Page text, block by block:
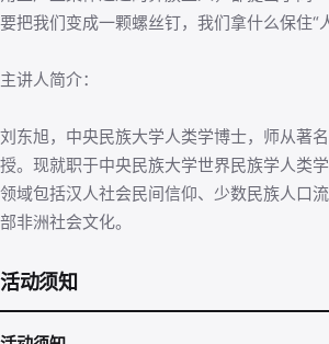
要把我们变成一颗螺丝钉，我们拿什么保住“
主讲人简介：
刘东旭，中央民族大学人类学博士，师从著
授。现就职于中央民族大学世界民族学人类
领域包括汉人社会民间信仰、少数民族人口
部非洲社会文化。
活动须知